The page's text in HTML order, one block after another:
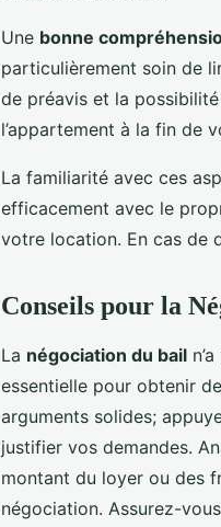
Une bonne
particulièrement soin de
de préavis et la
l’appartement à la fin de
La familiarité avec ces
efficacement avec le
votre location. En cas de
Conseils pour la
La négociation du bail
essentielle pour obtenir
arguments solides;
justifier vos demandes.
montant du loyer ou des
négociation. Assurez-